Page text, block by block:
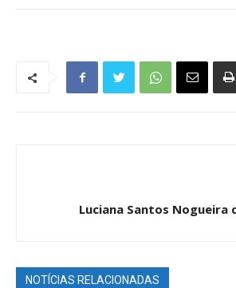
Luciana Santos Nogueira
NOTÍCIAS RELACIONADAS